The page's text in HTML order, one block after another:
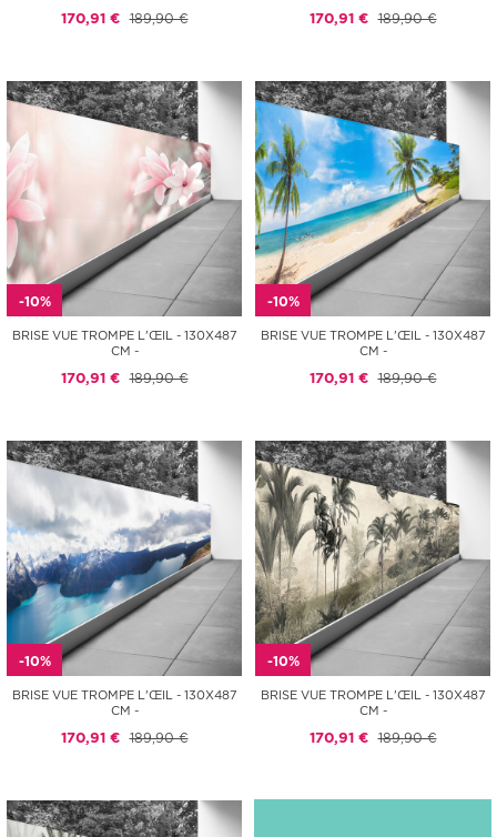
170,91 € 189,90 € 170,91 € 189,90 €
-10%
BRISE VUE TROMPE L'ŒIL - 130X487
CM -
170,91 € 189,90 €
-10%
BRISE VUE TROMPE L'ŒIL - 130X487
CM -
170,91 € 189,90 €
-10%
BRISE VUE TROMPE L'ŒIL - 130X487
CM -
170,91 € 189,90 €
-10%
BRISE VUE TROMPE L'ŒIL - 130X487
CM -
170,91 € 189,90 €